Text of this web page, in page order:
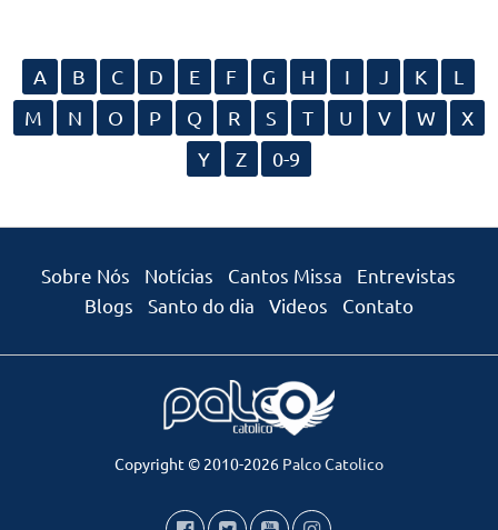
A B C D E F G H I J K
L
M
N O P Q R S T U V W
X
Y
Z 0-9
Sobre Nós Notícias Cantos Missa
Entrevistas
Blogs
Santo do dia Videos Contato
Copyright © 2010-2026 Palco Catolico